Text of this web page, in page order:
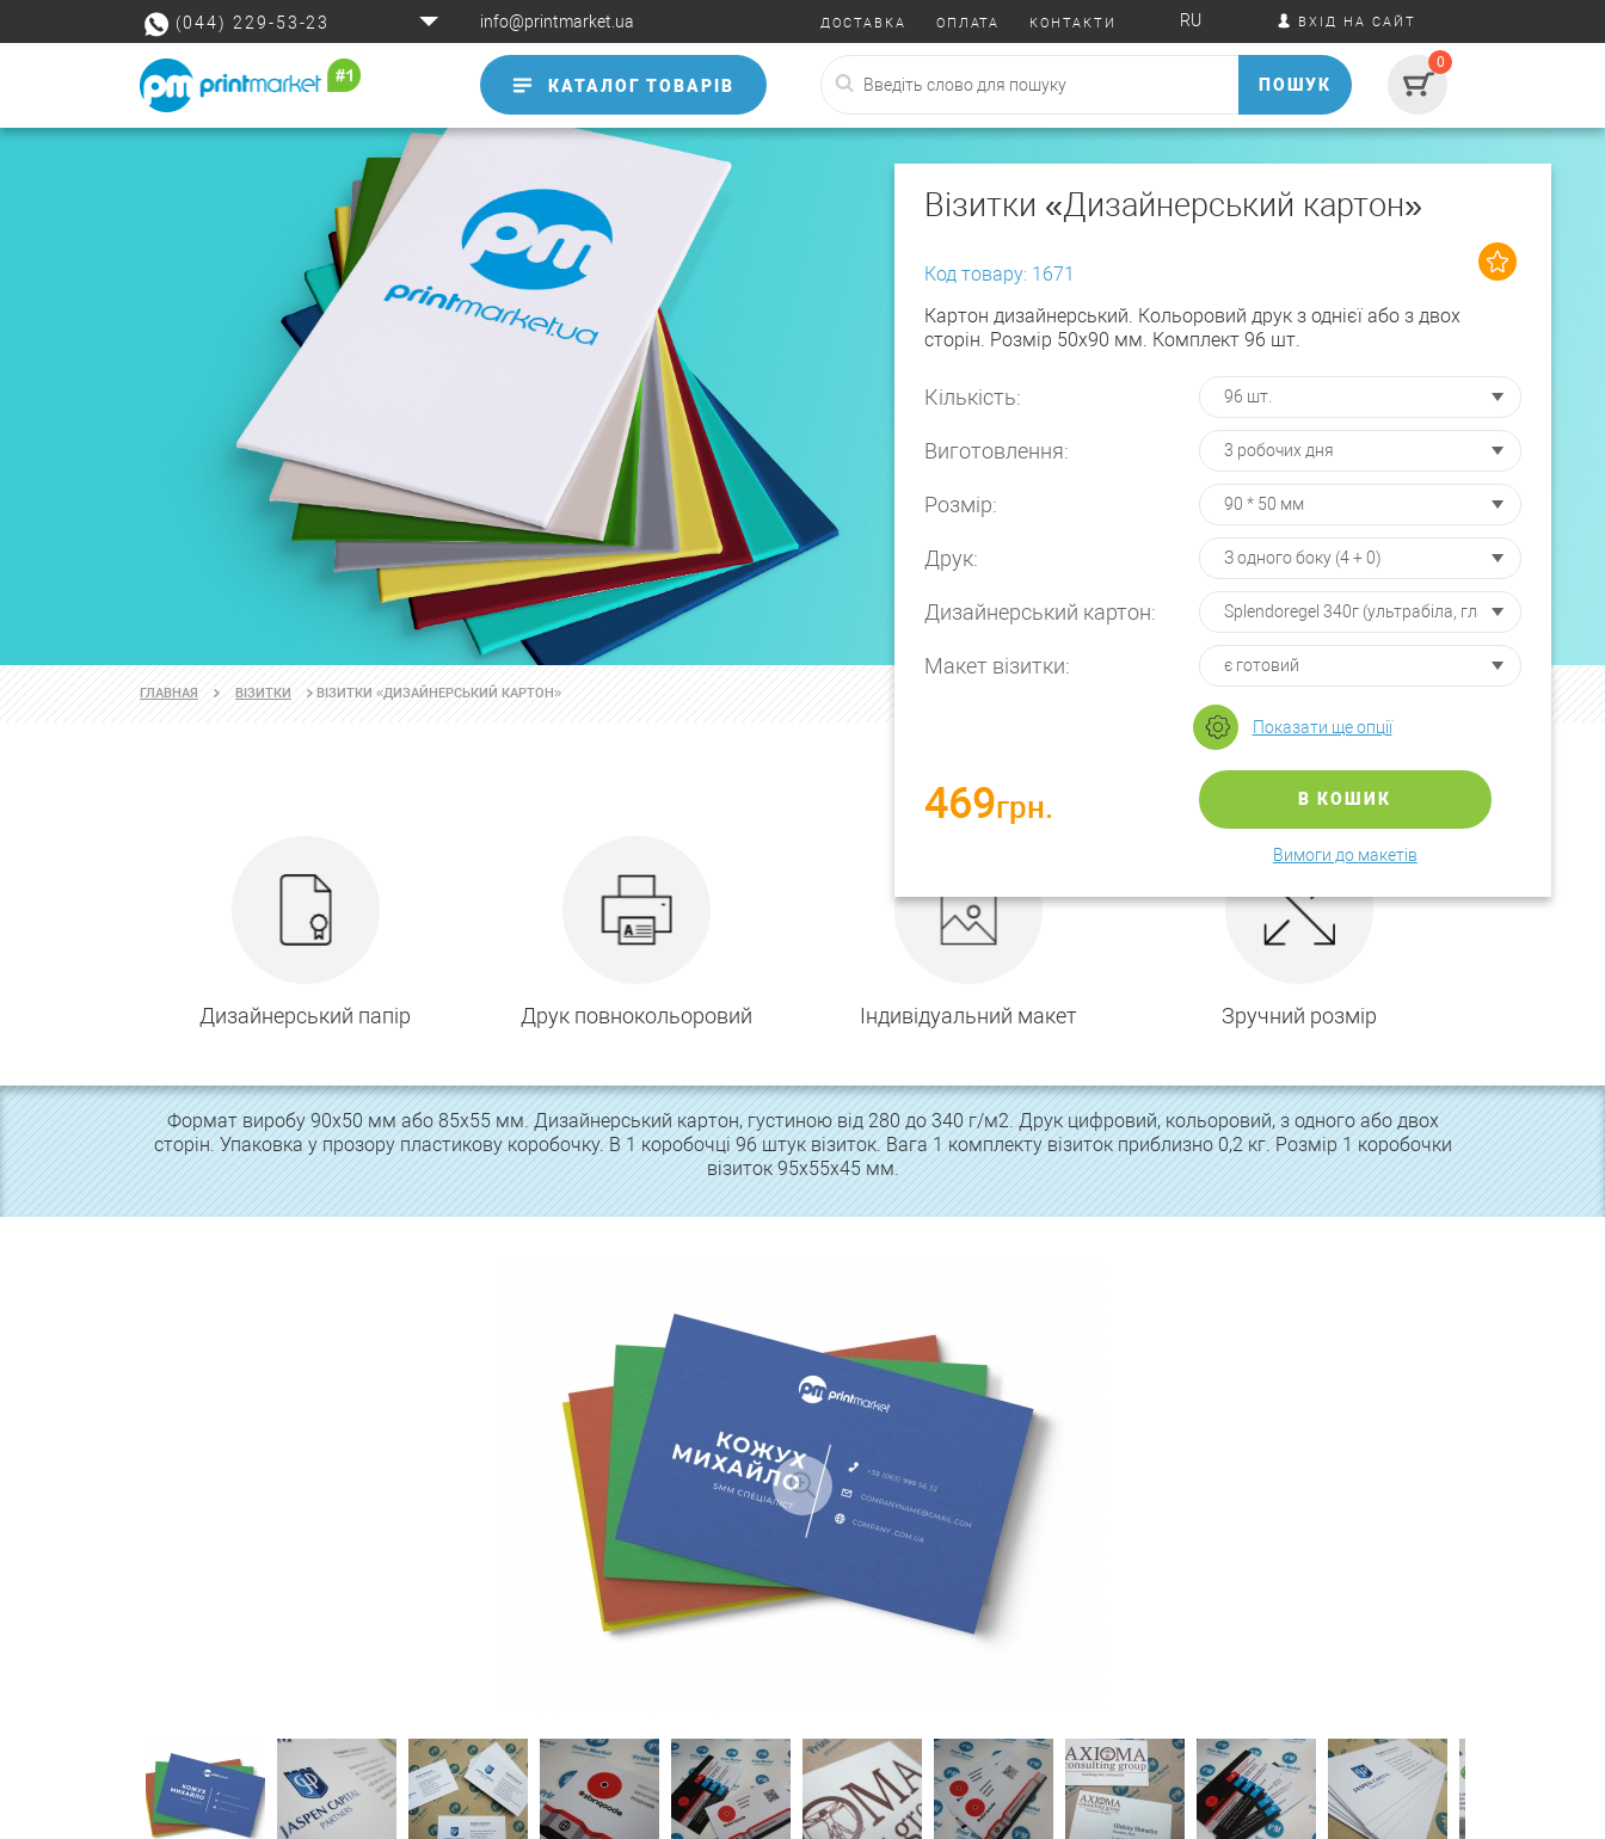
(044) 229-53-23 info@printmarket.ua ДОСТАВКА ОПЛАТА КОНТАКТИ RU ВХІД НА САЙТ
КАТАЛОГ ТОВАРІВ ПОШУК
0
Візитки «Дизайнерський картон»
Код товару: 1671
Картон дизайнерський. Кольоровий друк з однієї або з двох
сторін. Розмір 50х90 мм. Комплект 96 шт.
Кількість:
Виготовлення:
Розмір:
Друк:
Дизайнерський картон:
Макет візитки:
Показати ще опції
469грн. В КОШИК
Вимоги до макетів
ГЛАВНАЯ ВІЗИТКИ ВІЗИТКИ «ДИЗАЙНЕРСЬКИЙ КАРТОН»
Дизайнерський папір Друк повнокольоровий Індивідуальний макет Зручний розмір
Формат виробу 90х50 мм або 85х55 мм. Дизайнерський картон, густиною від 280 до 340 г/м2. Друк цифровий, кольоровий, з одного або двох
сторін. Упаковка у прозору пластикову коробочку. В 1 коробочці 96 штук візиток. Вага 1 комплекту візиток приблизно 0,2 кг. Розмір 1 коробочки
візиток 95х55х45 мм.